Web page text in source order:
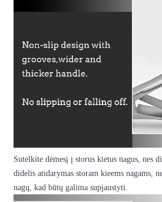
Sutelkite dėmesį į storus kietus nagus, nes
didelis atidarymas storam kieems nagams,
nagų, kad būtų galima supjaustyti.